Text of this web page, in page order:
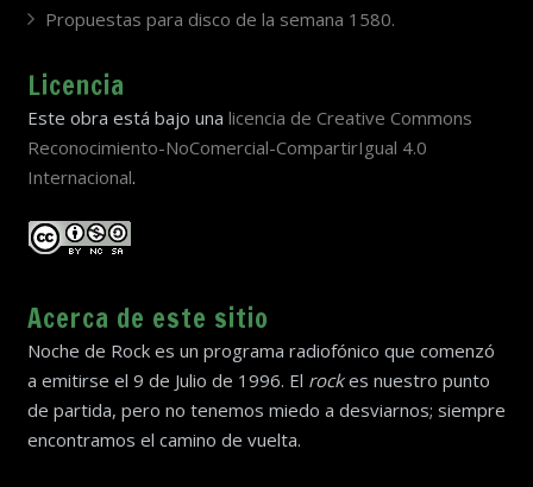
Propuestas para disco de la semana 1580.
Licencia
Este obra está bajo una licencia de Creative Commons
Reconocimiento-NoComercial-CompartirIgual 4.0
Internacional.
Acerca de este sitio
Noche de Rock es un programa radiofónico que comenzó
a emitirse el 9 de Julio de 1996. El rockes nuestro punto
de partida, pero no tenemos miedo a desviarnos; siempre
encontramos el camino de vuelta.